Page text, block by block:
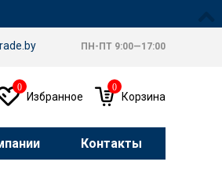
ПН-ПТ 9:00—17:00
0
Избранное
0
Корзина
Контакты